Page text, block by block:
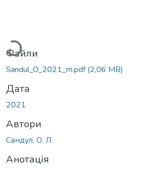
Файли
Sandul_O_2021_m.pdf(2,06 MB)
Дата
2021
Автори
Сандул, О. Л.
Анотація